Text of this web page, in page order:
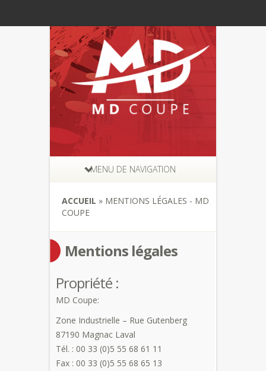
MENU DE NAVIGATION
ACCUEIL » MENTIONS LÉGALES - MD
COUPE
Mentions légales
Propriété :
MD Coupe:
Zone Industrielle – Rue Gutenberg
87190 Magnac Laval
Tél. : 00 33 (0)5 55 68 61 11
Fax : 00 33 (0)5 55 68 65 13